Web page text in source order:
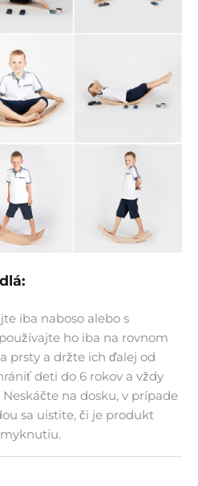
iba naboso alebo s
ho iba na rovnom
prsty a držte ich ďalej od
deti do 6 rokov a vždy
na dosku, v prípade
sa uistite, či je produkt